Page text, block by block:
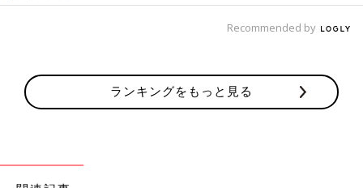
「子ども優先に行動をしているので、物の整理をしている時間が
（あやまる）
Recommended by
ランキングをもっと見る